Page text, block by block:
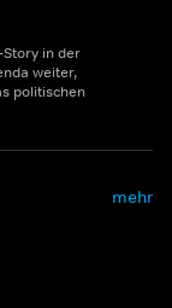
in der
weiter,
politischen
mehr